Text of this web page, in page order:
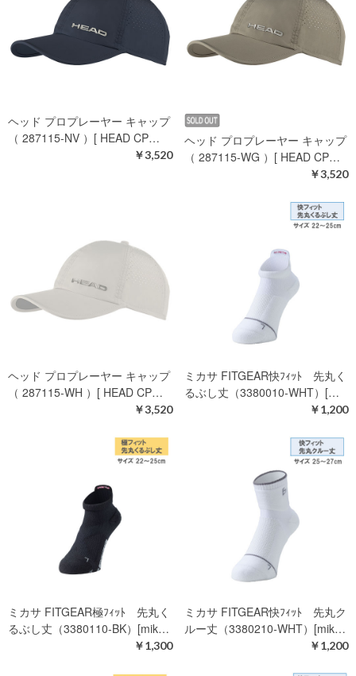
ヘッド プロプレーヤー キャップ
（ 287115-NV ）[ HEAD CP…
￥3,520
ヘッド プロプレーヤー キャップ
（ 287115-WG ）[ HEAD CP…
￥3,520
ヘッド プロプレーヤー キャップ
（ 287115-WH ）[ HEAD CP…
￥3,520
ミカサ FITGEAR快ﾌｨｯﾄ 先丸く
るぶし丈（3380010-WHT）[…
￥1,200
ミカサ FITGEAR極ﾌｨｯﾄ 先丸く
るぶし丈（3380110-BK）[mik…
￥1,300
ミカサ FITGEAR快ﾌｨｯﾄ 先丸ク
ルー丈（3380210-WHT）[mik…
￥1,200